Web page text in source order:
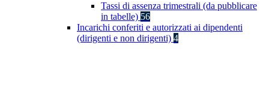
Tassi di assenza trimestrali (da pubblicare
in tabelle) 56
Incarichi conferiti e autorizzati ai dipendenti
(dirigenti e non dirigenti) 4